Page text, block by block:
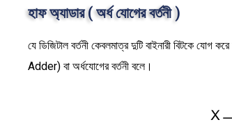
হাফ অ্যাডার ( অর্ধ যোগের বর্তনী )
যে ডিজিটাল বর্তনী কেবলমাত্র দুটি বাইনারী বিটকে
Adder) বা অর্ধযোগের বর্তনী বলে।